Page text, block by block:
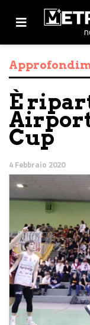
È
Airport
Cup
4 Febbraio 2020